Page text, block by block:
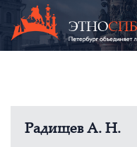
Радищев А. Н.